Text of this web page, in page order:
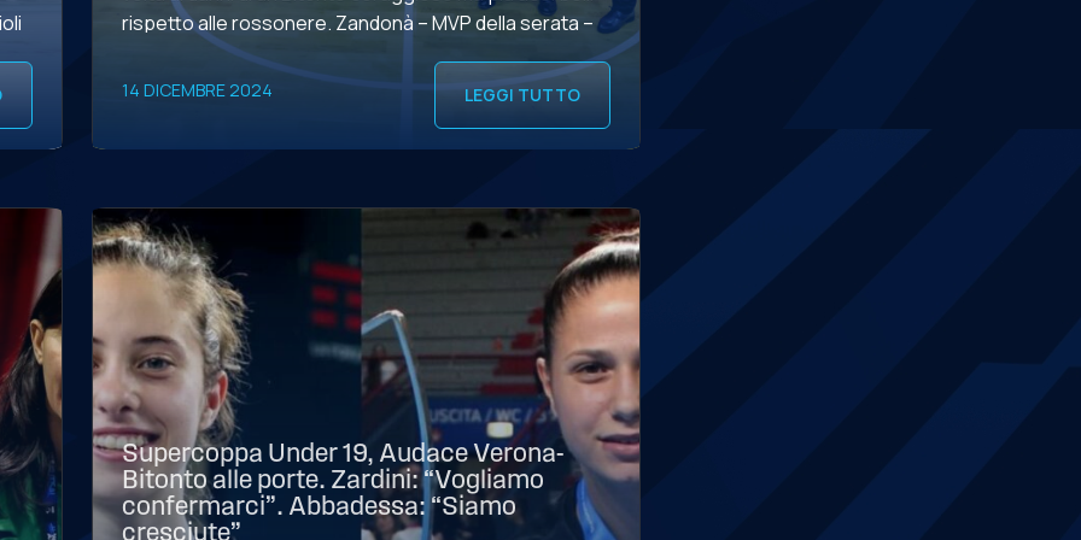
rispetto alle rossonere. Zandonà – MVP della serata –
illumina, Ficeto è cinica: 5-0 davanti al pubblico amico
[…]
14 DICEMBRE 2024 LEGGI TUTTO
Supercoppa Under 19, Audace Verona-
Bitonto alle porte. Zardini: “Vogliamo
confermarci”. Abbadessa: “Siamo